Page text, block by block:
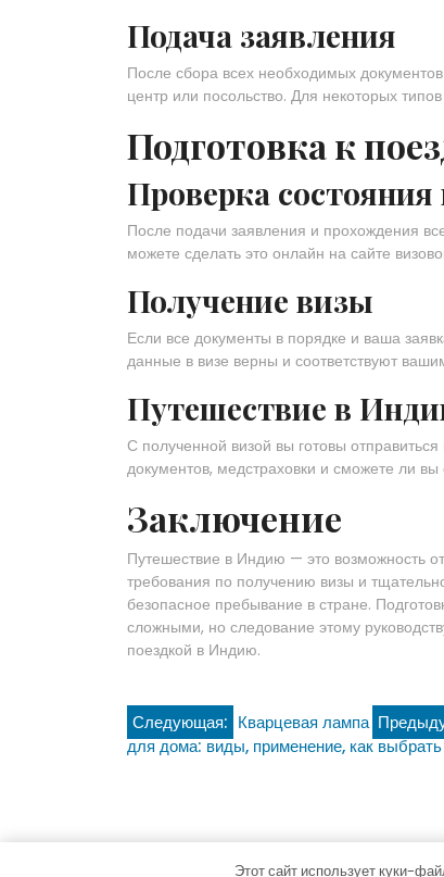
Подача заявления
После сбора всех необходимых
центр или посольство. Для некоторых
Подготовка к
Проверка
После подачи заявления и прохождения
можете сделать это онлайн на сайте
Получение визы
Если все документы в порядке и ваша
данные в визе верны и соответствуют
Путешествие в
С полученной визой вы готовы
документов, медстраховки и сможете ли
Заключение
Путешествие в Индию — это возможность
требования по получению визы и
безопасное пребывание в стране.
сложными, но следование этому
поездкой в Индию.
Навигация
по
Следующая: Кварцевая лампа
для дома: виды, применение, как выбрать
Этот сайт использует куки-